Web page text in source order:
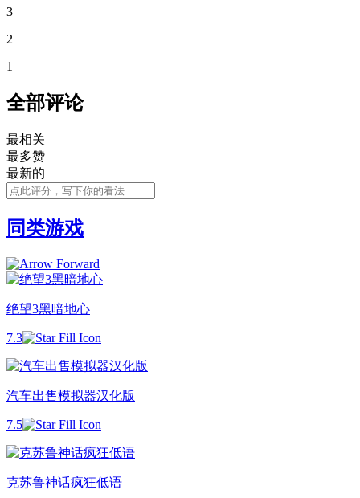
3
2
1
全部评论
最相关
最多赞
最新的
同类游戏
绝望3黑暗地心
7.3
汽车出售模拟器汉化版
7.5
克苏鲁神话疯狂低语